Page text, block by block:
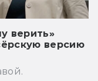
верить»
версию